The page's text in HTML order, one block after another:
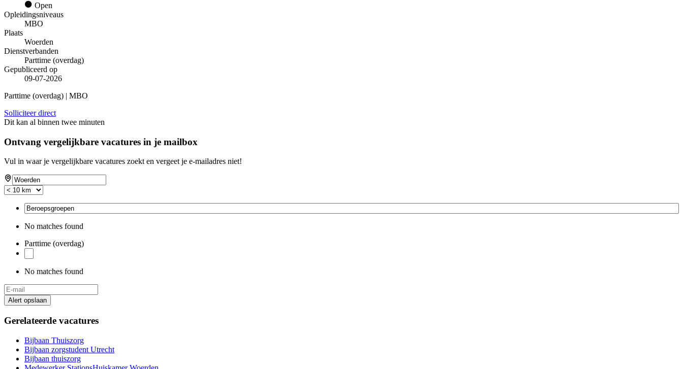
Open
Opleidingsniveaus
MBO
Plaats
Woerden
Dienstverbanden
Parttime (overdag)
Gepubliceerd op
09-07-2026
Parttime (overdag) | MBO
Solliciteer direct
Dit kan al binnen twee minuten
Ontvang vergelijkbare vacatures in je mailbox
Vul in waar je vergelijkbare vacatures zoekt en vergeet je e-mailadres niet!
No matches found
Parttime (overdag)
No matches found
Alert opslaan
Gerelateerde vacatures
Bijbaan Thuiszorg
Bijbaan zorgstudent Utrecht
Bijbaan thuiszorg